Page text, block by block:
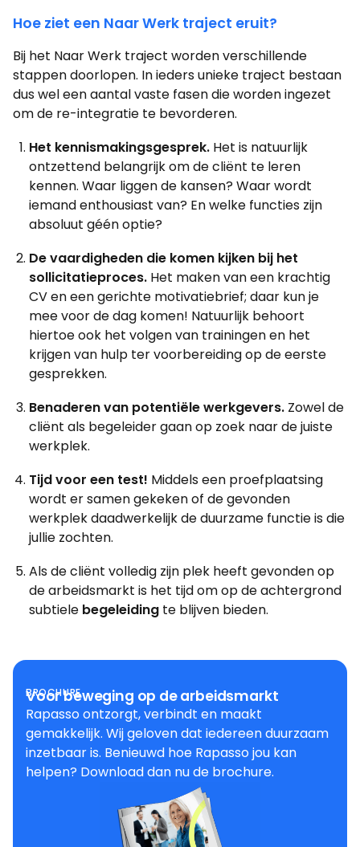
Hoe ziet een Naar Werk traject eruit?
Bij het Naar Werk traject worden verschillende
stappen doorlopen. In ieders unieke traject bestaan
dus wel een aantal vaste fasen die worden ingezet
om de re-integratie te bevorderen.
Het kennismakingsgesprek. Het is natuurlijk
ontzettend belangrijk om de cliënt te leren
kennen. Waar liggen de kansen? Waar wordt
iemand enthousiast van? En welke functies zijn
absoluut géén optie?
De vaardigheden die komen kijken bij het
sollicitatieproces. Het maken van een krachtig
CV en een gerichte motivatiebrief; daar kun je
mee voor de dag komen! Natuurlijk behoort
hiertoe ook het volgen van trainingen en het
krijgen van hulp ter voorbereiding op de eerste
gesprekken.
Benaderen van potentiële werkgevers. Zowel de
cliënt als begeleider gaan op zoek naar de juiste
werkplek.
Tijd voor een test! Middels een proefplaatsing
wordt er samen gekeken of de gevonden
werkplek daadwerkelijk de duurzame functie is die
jullie zochten.
Als de cliënt volledig zijn plek heeft gevonden op
de arbeidsmarkt is het tijd om op de achtergrond
subtiele begeleiding te blijven bieden.
BROCHURE
Voor beweging op de arbeidsmarkt
Rapasso ontzorgt, verbindt en maakt
gemakkelijk. Wij geloven dat iedereen duurzaam
inzetbaar is. Benieuwd hoe Rapasso jou kan
helpen? Download dan nu de brochure.